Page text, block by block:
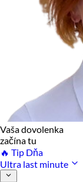
Vaša dovolenka
začína tu
🔥 Tip Dňa
Ultra last minute
Reklamné